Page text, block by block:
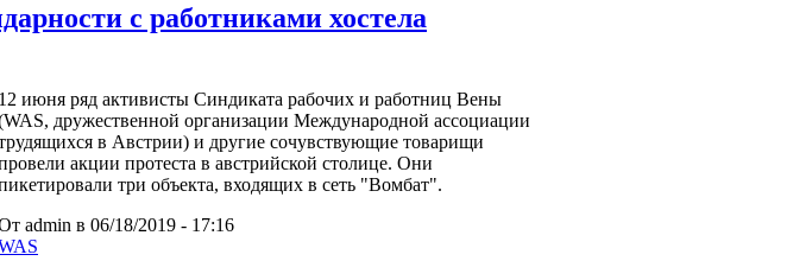
с работниками хостела
12 июня ряд активисты Синдиката рабочих и работниц Вены
дружественной организации Международной ассоциации
в Австрии) и другие сочувствующие товарищи
акции протеста в австрийской столице. Они
три объекта, входящих в сеть "Вомбат".
admin в 06/18/2019 - 17:16